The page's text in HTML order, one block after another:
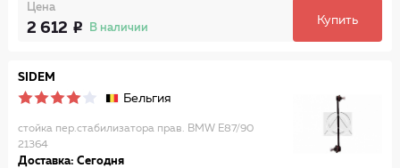
Цена
2 612 В наличии
Купить
SIDEM
Бельгия
стойка пер.стабилизатора прав. BMW E87/90
21364
Доставка: Сегодня